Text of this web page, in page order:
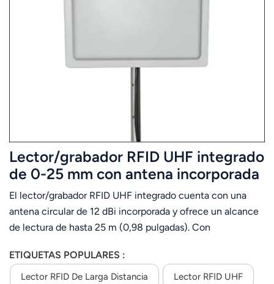
عربي
Türk
Ελληνικά
Melayu
Polski
Tiếng Việt
Lector/grabador RFID UHF integrado
de 0-25 mm con antena incorporada
El lector/grabador RFID UHF integrado cuenta con una
antena circular de 12 dBi incorporada y ofrece un alcance
de lectura de hasta 25 m (0,98 pulgadas). Con
manteniendo un alto rendimiento y un funcionamiento
ininterrumpido las 24 horas del día, los 365 días del año.
ETIQUETAS POPULARES :
Lector RFID De Larga Distancia Lector RFID UHF